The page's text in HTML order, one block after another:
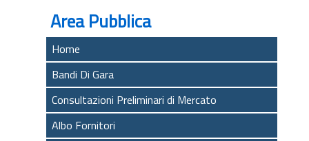
Area Pubblica
Home
Bandi Di Gara
Consultazioni Preliminari di Mercato
Albo Fornitori